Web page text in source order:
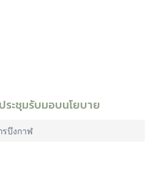
ะชุมรับมอบนโยบาย
บึงกาฬ